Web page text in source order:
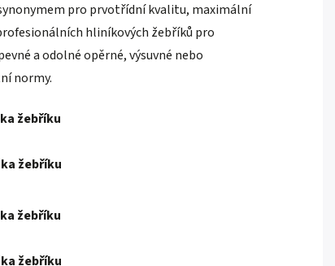
synonymem pro prvotřídní kvalitu, maximální
hliníkových žebříků pro
a odolné opěrné, výsuvné nebo
normy.
žebříku
žebříku
žebříku
žebříku